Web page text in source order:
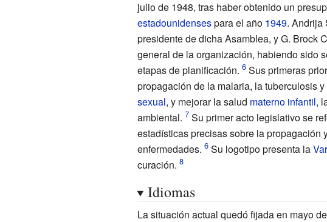
julio de 1948, tras haber obtenido un
estadounidensespara el año 1949. Andrija
presidente de dicha Asamblea, y G. Brock
general de la organización, habiendo sido
etapas de planificación. Sus primeras
propagación de la malaria, la tuberculosis
sexual, y mejorar la salud materno infantil,
ambiental. Su primer acto legislativo se
estadísticas precisas sobre la propagación
enfermedades. Su logotipo presenta la
curación.
Idiomas
La situación actual quedó fijada en mayo